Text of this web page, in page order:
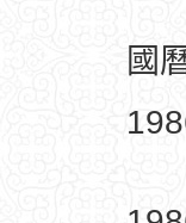
國